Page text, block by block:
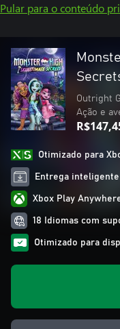
Pular para o conteúdo
Outright
Ação e
Otimizado para
Entrega inteligente
Xbox Play
18 Idiomas com
Otimizado para